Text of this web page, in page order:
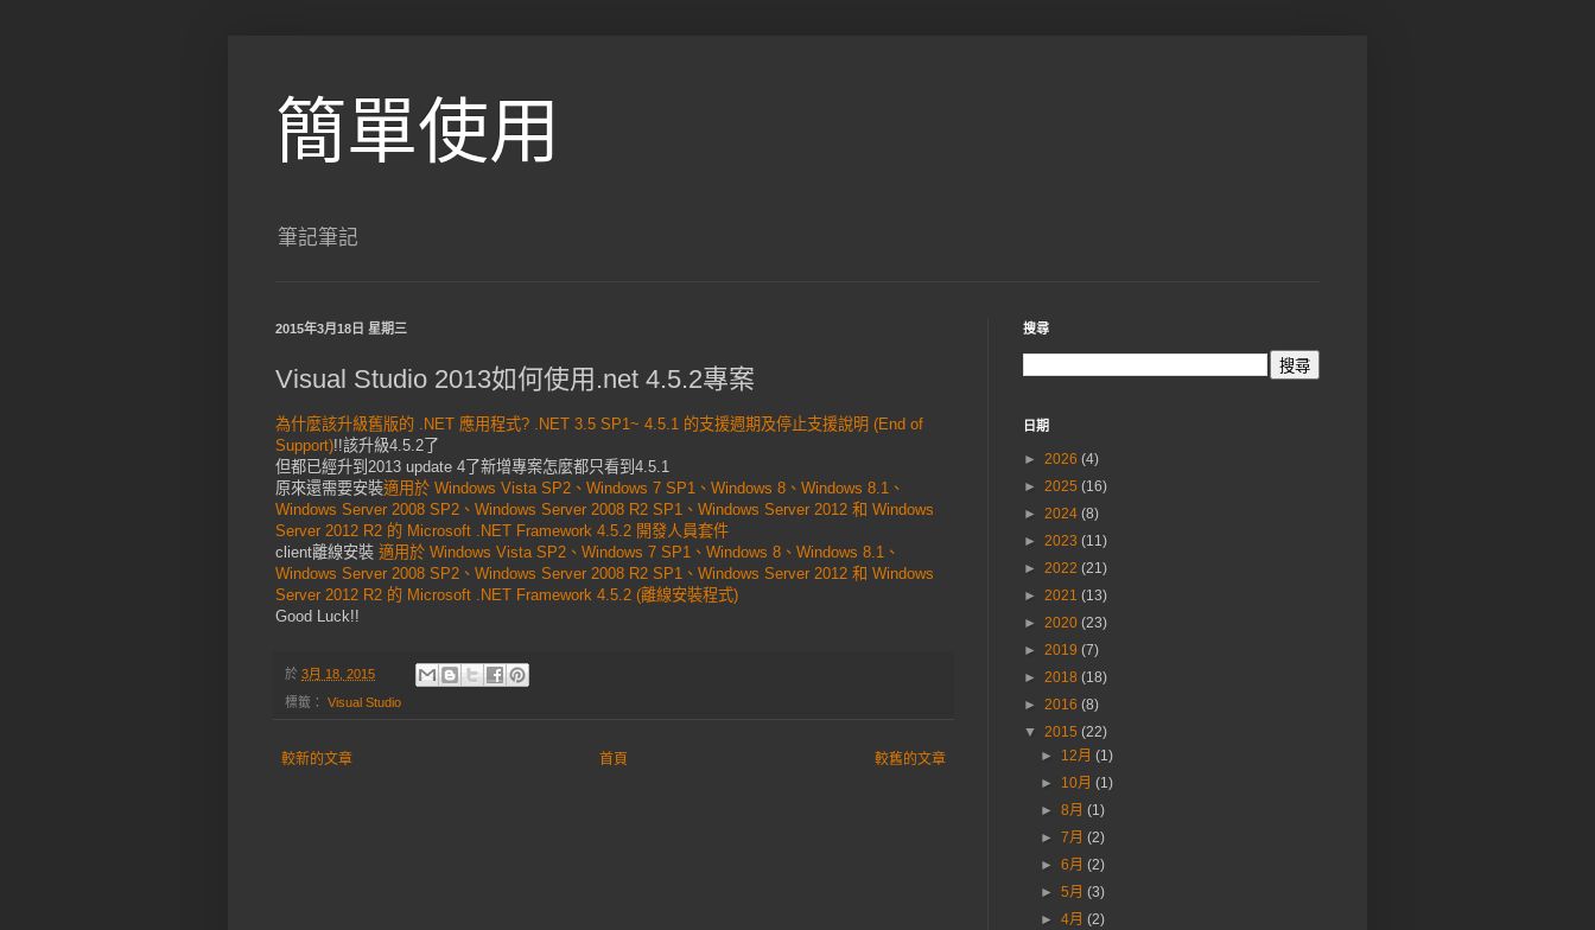
簡單使用
筆記筆記
2015年3月18日 星期三
Visual Studio 2013如何使用.net 4.5.2專案
為什麼該升級舊版的 .NET 應用程式? .NET 3.5 SP1~ 4.5.1 的支援週期及停止支援說明 (End of
Support)!!該升級4.5.2了
但都已經升到2013 update 4了新增專案怎麼都只看到4.5.1
原來還需要安裝適用於 Windows Vista SP2、Windows 7 SP1、Windows 8、Windows 8.1、
Windows Server 2008 SP2、Windows Server 2008 R2 SP1、Windows Server 2012 和 Windows
Server 2012 R2 的 Microsoft .NET Framework 4.5.2 開發人員套件
client離線安裝 適用於 Windows Vista SP2、Windows 7 SP1、Windows 8、Windows 8.1、
Windows Server 2008 SP2、Windows Server 2008 R2 SP1、Windows Server 2012 和 Windows
Server 2012 R2 的 Microsoft .NET Framework 4.5.2 (離線安裝程式)
Good Luck!!
於 3月 18, 2015
標籤： Visual Studio
較新的文章 較舊的文章
首頁
搜尋
日期
► 2026 (4)
► 2025 (16)
► 2024 (8)
► 2023 (11)
► 2022 (21)
► 2021 (13)
► 2020 (23)
► 2019 (7)
► 2018 (18)
► 2016 (8)
▼ 2015 (22)
► 12月(1)
► 10月(1)
►8月(1)
►7月(2)
►6月(2)
►5月(3)
►4月(2)